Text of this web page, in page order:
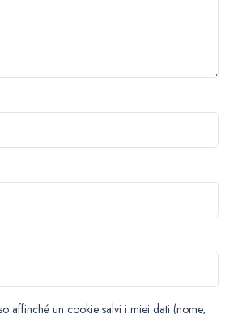
affinché un cookie salvi i miei dati (nome,